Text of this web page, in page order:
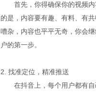
首先，你得确保你的视频
的是，内容要有趣、有料、有
嘈杂，内容也平平无奇，你会
户的第一步。
2. 找准定位，精准推送
在抖音上，每个用户都有